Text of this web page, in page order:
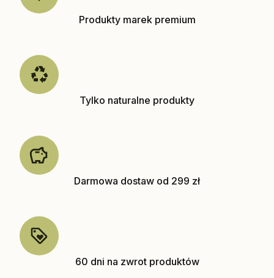
Produkty marek premium
Tylko naturalne produkty
Darmowa dostaw od 299 zł
60 dni na zwrot produktów